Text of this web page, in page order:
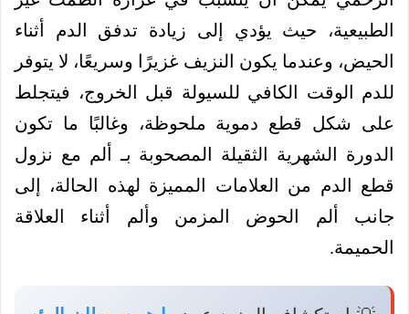
الطبيعية، حيث يؤدي إلى زيادة تدفق الدم أثناء
الحيض، وعندما يكون النزيف غزيرًا وسريعًا، لا يتوفر
للدم الوقت الكافي للسيولة قبل الخروج، فيتجلط
على شكل قطع دموية ملحوظة، وغالبًا ما تكون
الدورة الشهرية الثقيلة المصحوبة بـ ألم مع نزول
قطع الدم من العلامات المميزة لهذه الحالة، إلى
جانب ألم الحوض المزمن وألم أثناء العلاقة
الحميمة.